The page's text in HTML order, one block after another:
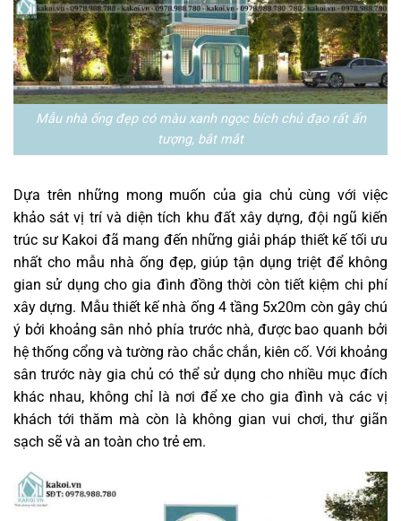
Mẫu nhà ống đẹp có màu xanh ngọc bích chủ đạo rất ấn
tượng, bắt mắt
Dựa trên những mong muốn của gia chủ cùng với việc
khảo sát vị trí và diện tích khu đất xây dựng, đội ngũ kiến
trúc sư Kakoi đã mang đến những giải pháp thiết kế tối ưu
nhất cho mẫu nhà ống đẹp, giúp tận dụng triệt để không
gian sử dụng cho gia đình đồng thời còn tiết kiệm chi phí
xây dựng. Mẫu thiết kế nhà ống 4 tầng 5x20m còn gây chú
ý bởi khoảng sân nhỏ phía trước nhà, được bao quanh bởi
hệ thống cổng và tường rào chắc chắn, kiên cố. Với khoảng
sân trước này gia chủ có thể sử dụng cho nhiều mục đích
khác nhau, không chỉ là nơi để xe cho gia đình và các vị
khách tới thăm mà còn là không gian vui chơi, thư giãn
sạch sẽ và an toàn cho trẻ em.